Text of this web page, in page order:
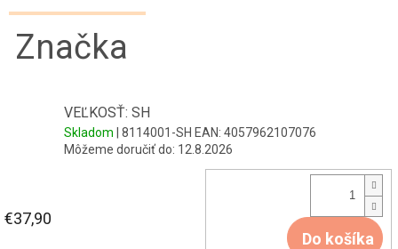
Značka
VEĽKOSŤ: SH
Skladom | 8114001-SH EAN: 4057962107076
Môžeme doručiť do: 12.8.2026
€37,90
Do košíka